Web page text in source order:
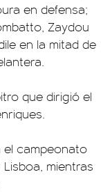
en defensa;
Zaydou
en la mitad de
que dirigió el
el campeonato
mientras